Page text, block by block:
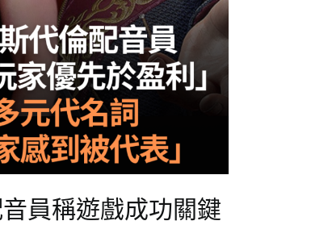
員稱遊戲成功關鍵